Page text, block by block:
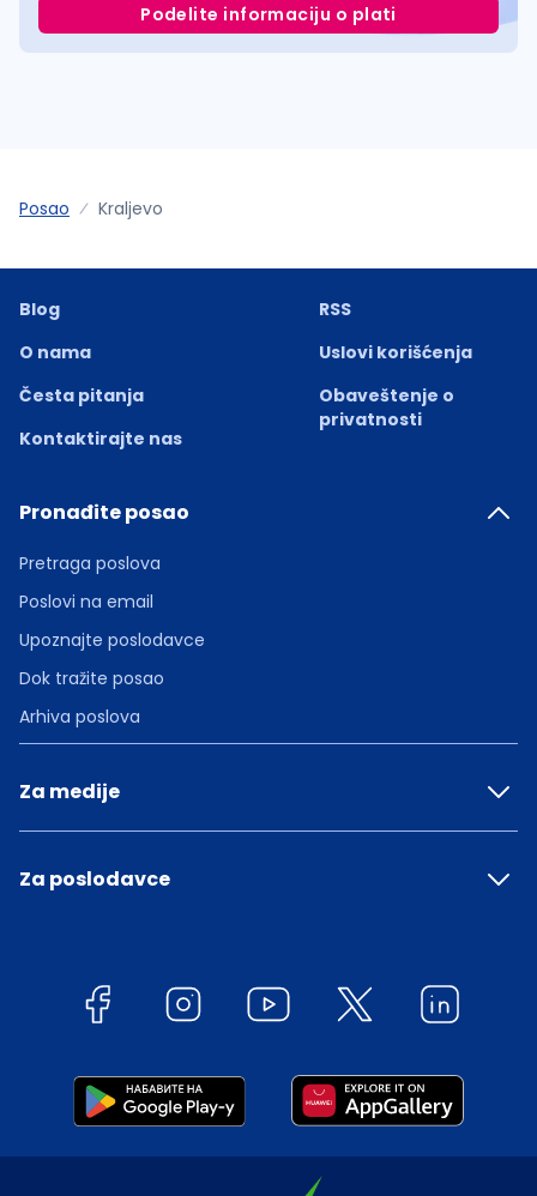
Podelite informaciju o plati
Posao Kraljevo
Blog
O nama
Česta pitanja
Kontaktirajte nas
RSS
Uslovi korišćenja
Obaveštenje o
privatnosti
Pronađite posao
Pretraga poslova
Poslovi na email
Upoznajte poslodavce
Dok tražite posao
Arhiva poslova
Za medije
Za poslodavce